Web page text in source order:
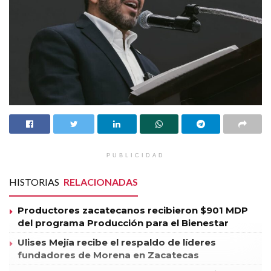
PUBLICIDAD
HISTORIAS RELACIONADAS
Productores zacatecanos recibieron $901 MDP
del programa Producción para el Bienestar
Ulises Mejía recibe el respaldo de líderes
fundadores de Morena en Zacatecas